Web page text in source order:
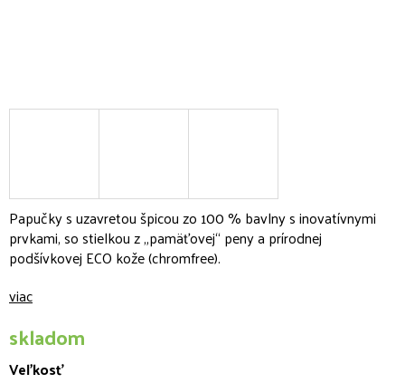
skladom
Veľkosť
Papučky s uzavretou špicou zo 100 % bavlny s inovatívnymi
prvkami, so stielkou z „pamäťovej“ peny a prírodnej
podšívkovej ECO kože (chromfree).
viac